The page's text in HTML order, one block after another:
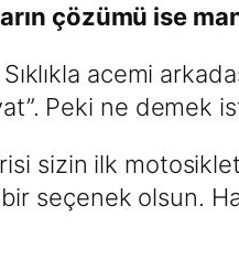
çözümü ise
acemi
Peki ne demek
sizin ilk
seçenek olsun.